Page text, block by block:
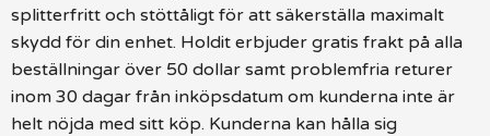
splitterfritt och stöttåligt för att säkerställa maximalt
skydd för din enhet. Holdit erbjuder gratis frakt på alla
beställningar över 50 dollar samt problemfria returer
inom 30 dagar från inköpsdatum om kunderna inte är
helt nöjda med sitt köp. Kunderna kan hålla sig